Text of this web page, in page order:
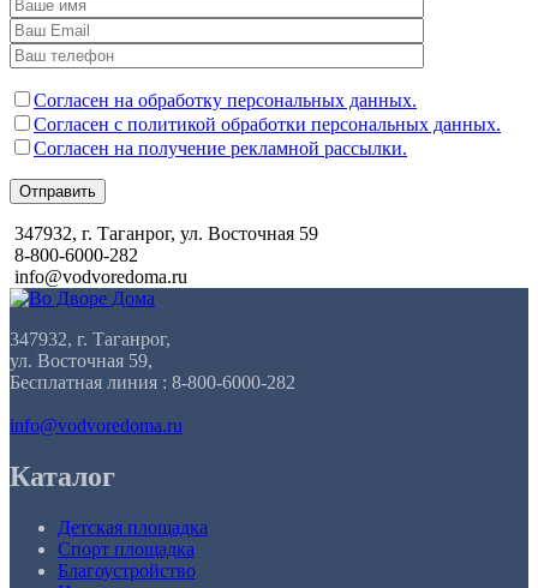
Согласен на обработку персональных данных.
Согласен с политикой обработки персональных данных.
Согласен на получение рекламной рассылки.
Отправить
347932, г. Таганрог, ул. Восточная 59
8-800-6000-282
info@vodvoredoma.ru
347932, г. Таганрог,
ул. Восточная 59,
Бесплатная линия : 8-800-6000-282
info@vodvoredoma.ru
Каталог
Детская площадка
Спорт площадка
Благоустройство